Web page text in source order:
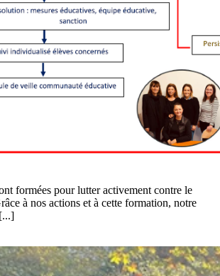
formées pour lutter activement contre le
à nos actions et à cette formation, notre